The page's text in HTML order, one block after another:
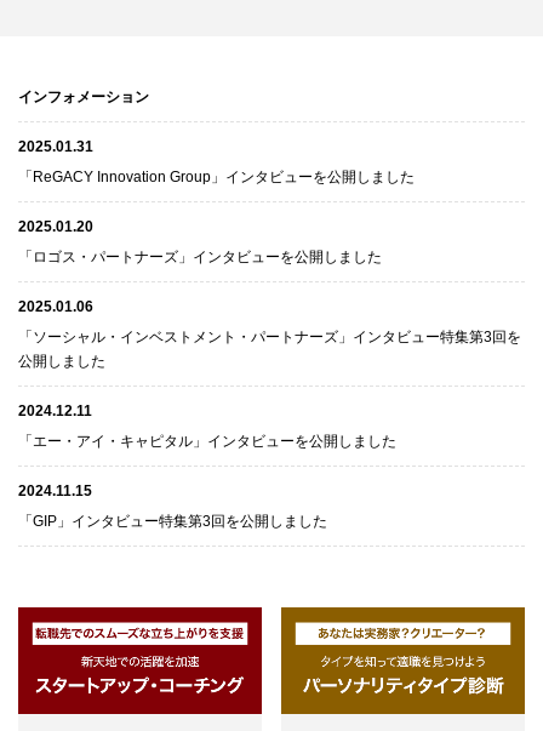
インフォメーション
2025.01.31
「ReGACY Innovation Group」インタビューを公開しました
2025.01.20
「ロゴス・パートナーズ」インタビューを公開しました
2025.01.06
「ソーシャル・インベストメント・パートナーズ」インタビュー特集第3回を
公開しました
2024.12.11
「エー・アイ・キャピタル」インタビューを公開しました
2024.11.15
「GIP」インタビュー特集第3回を公開しました